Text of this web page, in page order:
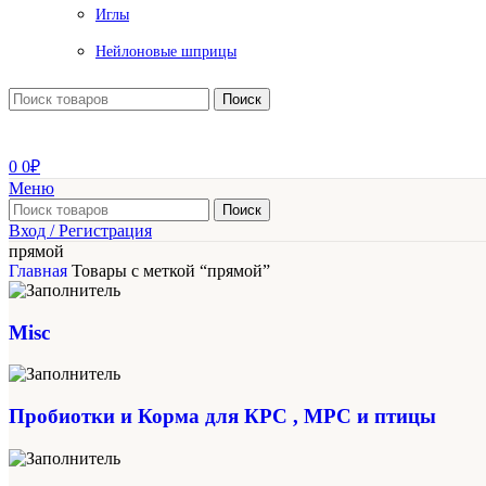
Иглы
Нейлоновые шприцы
Поиск
0 0₽
Меню
Поиск
Вход / Регистрация
прямой
Главная Товары с меткой “прямой”
Misc
Пробиотки и Корма для КРС , МРС и птицы